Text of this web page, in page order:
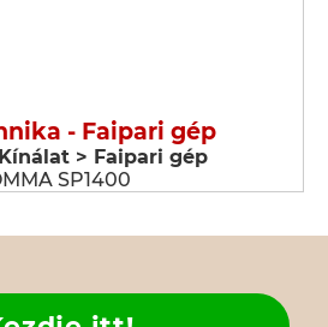
- Faipari gép
> Faipari gép
SP1400